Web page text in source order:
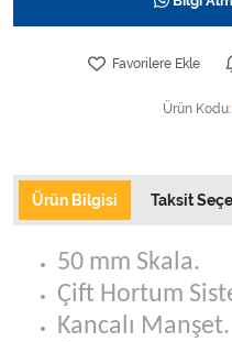
Favorilere Ekle
Ürün Kodu:
Ürün Bilgisi Taksit
50 mm Skala.
Çift Hortum
Kancalı Manşet.